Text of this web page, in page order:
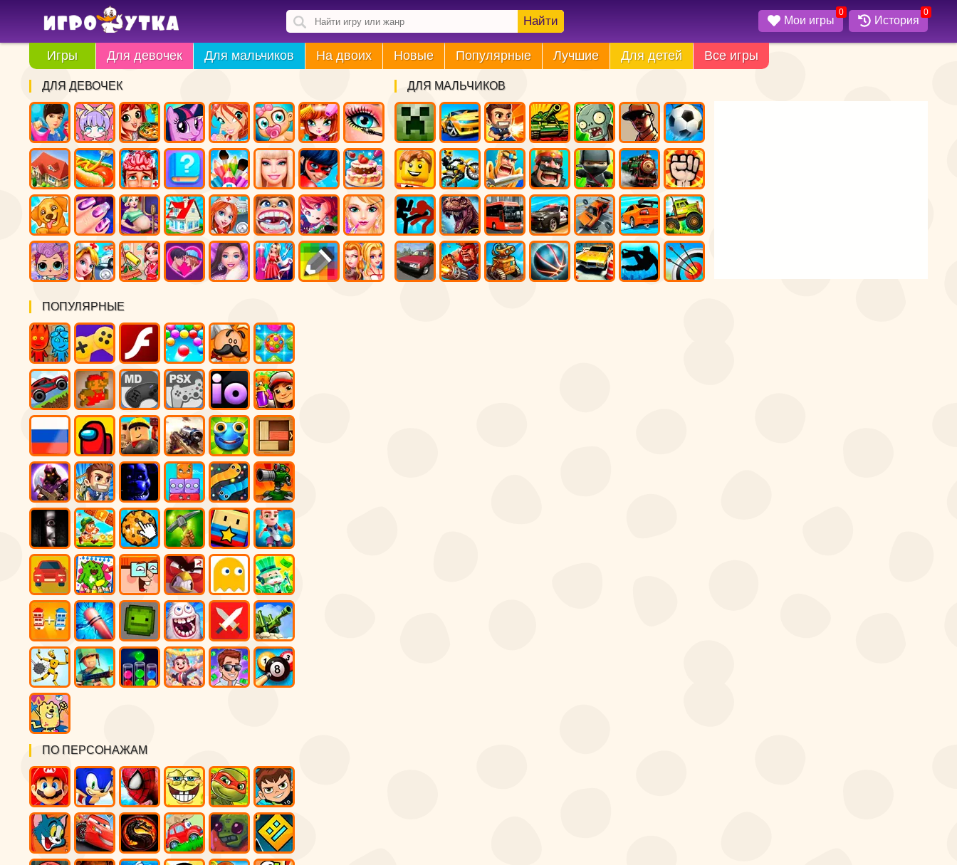
Найти Мои игры
0
История
0
Игры Для девочек Для мальчиков На двоих Новые Популярные Лучшие Для детей Все игры
ДЛЯ МАЛЬЧИКОВ
ДЛЯ ДЕВОЧЕК
ПОПУЛЯРНЫЕ
ПО ПЕРСОНАЖАМ